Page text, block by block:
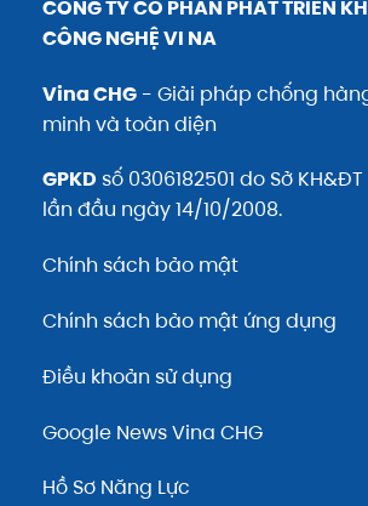
CÔNG TY CỔ PHẦN PHÁT TRIỂN
CÔNG NGHỆ VI NA
Vina CHG - Giải pháp chống
minh và toàn diện
GPKD số 0306182501 do Sở
lần đầu ngày 14/10/2008.
Chính sách bảo mật
Chính sách bảo mật ứng dụng
Điều khoản sử dụng
Google News Vina CHG
Hồ Sơ Năng Lực